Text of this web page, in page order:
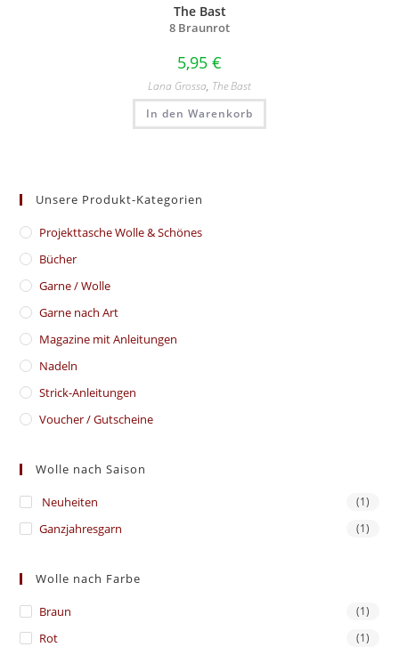
The Bast
8 Braunrot
5,95 €
Lana Grossa, The Bast
In den Warenkorb
Unsere Produkt-Kategorien
​Projekttasche Wolle & Schönes
Bücher
Garne / Wolle
Garne nach Art
Magazine mit Anleitungen
Nadeln
Strick-Anleitungen
Voucher / Gutscheine
Wolle nach Saison
Neuheiten (1)
Ganzjahresgarn (1)
Wolle nach Farbe
Braun (1)
Rot (1)